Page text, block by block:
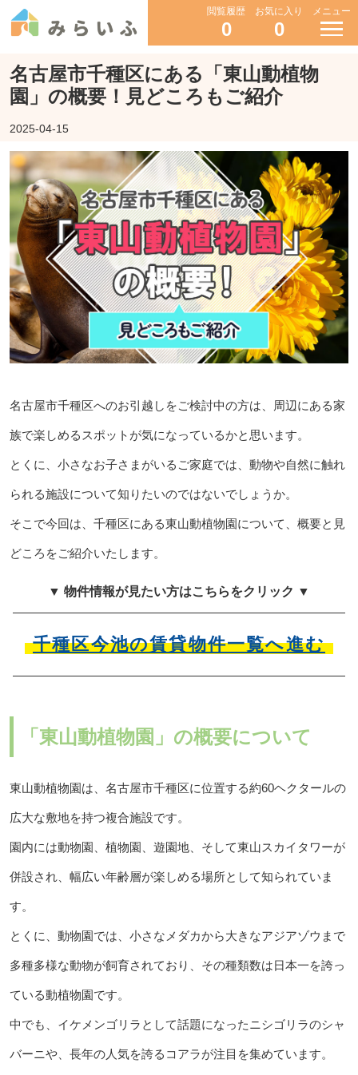
閲覧履歴
0
お気に入り
0
メニュー
名古屋市千種区にある「東山動植物
園」の概要！見どころもご紹介
2025-04-15
名古屋市千種区へのお引越しをご検討中の方は、周辺にある家
族で楽しめるスポットが気になっているかと思います。
とくに、小さなお子さまがいるご家庭では、動物や自然に触れ
られる施設について知りたいのではないでしょうか。
そこで今回は、千種区にある東山動植物園について、概要と見
どころをご紹介いたします。
▼ 物件情報が見たい方はこちらをクリック ▼
千種区今池の賃貸物件一覧へ進む
「東山動植物園」の概要について
東山動植物園は、名古屋市千種区に位置する約60ヘクタールの
広大な敷地を持つ複合施設です。
園内には動物園、植物園、遊園地、そして東山スカイタワーが
併設され、幅広い年齢層が楽しめる場所として知られていま
す。
とくに、動物園では、小さなメダカから大きなアジアゾウまで
多種多様な動物が飼育されており、その種類数は日本一を誇っ
ている動植物園です。
中でも、イケメンゴリラとして話題になったニシゴリラのシャ
バーニや、長年の人気を誇るコアラが注目を集めています。